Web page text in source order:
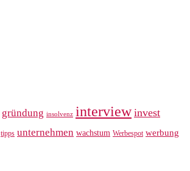
gründung insolvenz interview invest
tipps unternehmen wachstum Werbespot werbung